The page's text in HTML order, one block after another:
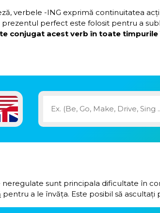
verbele -ING exprimă continuitatea
perfect este folosit pentru a
conjugat acest verb în toate timpurile
neregulate sunt principala dificultate în
pentru a le învăța. Este posibil să